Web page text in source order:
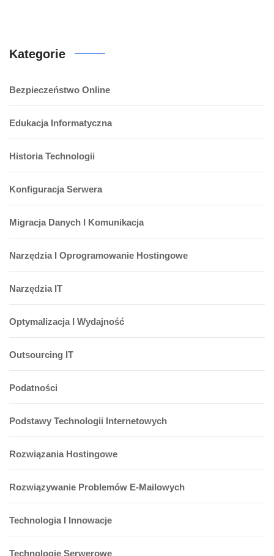
Kategorie
Bezpieczeństwo Online
Edukacja Informatyczna
Historia Technologii
Konfiguracja Serwera
Migracja Danych I Komunikacja
Narzędzia I Oprogramowanie Hostingowe
Narzędzia IT
Optymalizacja I Wydajność
Outsourcing IT
Podatności
Podstawy Technologii Internetowych
Rozwiązania Hostingowe
Rozwiązywanie Problemów E-Mailowych
Technologia I Innowacje
Technologie Serwerowe